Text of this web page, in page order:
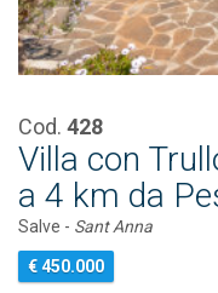
Cod. 428
Villa con
a 4 km da
Salve - Sant Anna
€ 450.000